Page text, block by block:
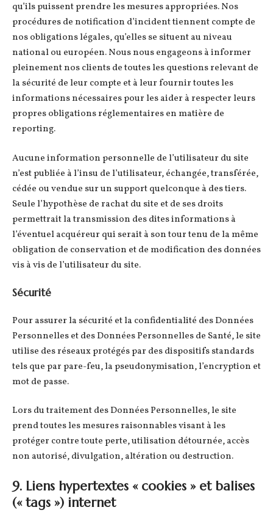
qu’ils puissent prendre les mesures appropriées. Nos
procédures de notification d’incident tiennent compte de
nos obligations légales, qu’elles se situent au niveau
national ou européen. Nous nous engageons à informer
pleinement nos clients de toutes les questions relevant de
la sécurité de leur compte et à leur fournir toutes les
informations nécessaires pour les aider à respecter leurs
propres obligations réglementaires en matière de
reporting.
Aucune information personnelle de l’utilisateur du site
n’est publiée à l’insu de l’utilisateur, échangée, transférée,
cédée ou vendue sur un support quelconque à des tiers.
Seule l’hypothèse de rachat du site et de ses droits
permettrait la transmission des dites informations à
l’éventuel acquéreur qui serait à son tour tenu de la même
obligation de conservation et de modification des données
vis à vis de l’utilisateur du site.
Sécurité
Pour assurer la sécurité et la confidentialité des Données
Personnelles et des Données Personnelles de Santé, le site
utilise des réseaux protégés par des dispositifs standards
tels que par pare-feu, la pseudonymisation, l’encryption et
mot de passe.
Lors du traitement des Données Personnelles, le site
prend toutes les mesures raisonnables visant à les
protéger contre toute perte, utilisation détournée, accès
non autorisé, divulgation, altération ou destruction.
9. Liens hypertextes « cookies » et balises
(« tags ») internet